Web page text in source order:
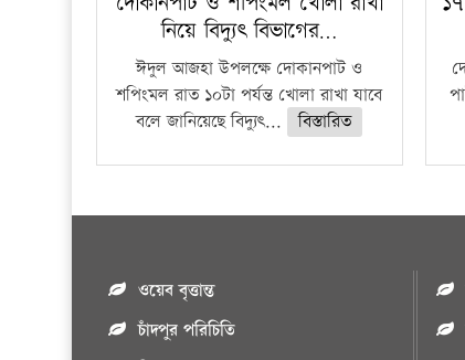
নিয়ে বিদ্যুৎ বিভাগের…
ঈদুল আজহা উপলক্ষে দোকানপাট ও
শপিংমল রাত ১০টা পর্যন্ত খোলা রাখা যাবে
বলে জানিয়েছে বিদ্যুৎ...
বিস্তারিত
ওয়েব বৃত্তান্ত
চাঁদপুর পরিচিতি